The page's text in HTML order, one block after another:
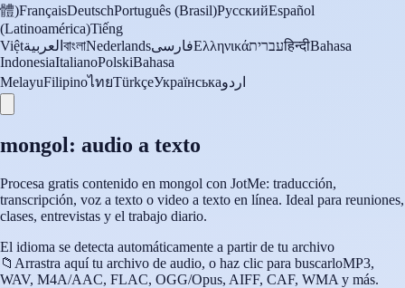
體)FrançaisDeutschPortuguês (Brasil)РусскийEspañol
(Latinoamérica)Tiếng
Việtالعربية বাংলাNederlandsفارسیΕλληνικάעבריתहिन्दीBahasa
IndonesiaItalianoPolskiBahasa
MelayuFilipinoไทยTürkçeУкраїнськаاردو
mongol: audio a texto
Procesa gratis contenido en mongol con JotMe: traducción,
transcripción, voz a texto o video a texto en línea. Ideal para reuniones,
clases, entrevistas y el trabajo diario.
El idioma se detecta automáticamente a partir de tu archivo
📁 Arrastra aquí tu archivo de audio, o haz clic para buscarloMP3,
WAV, M4A/AAC, FLAC, OGG/Opus, AIFF, CAF, WMA y más.